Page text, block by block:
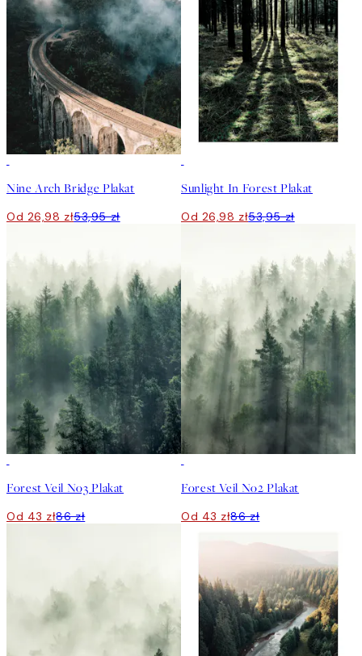
Nine Arch Bridge Plakat
Od 26,98 zł53,95 zł
Sunlight In Forest Plakat
Od 26,98 zł53,95 zł
Forest Veil No3 Plakat
Od 43 zł86 zł
Forest Veil No2 Plakat
Od 43 zł86 zł